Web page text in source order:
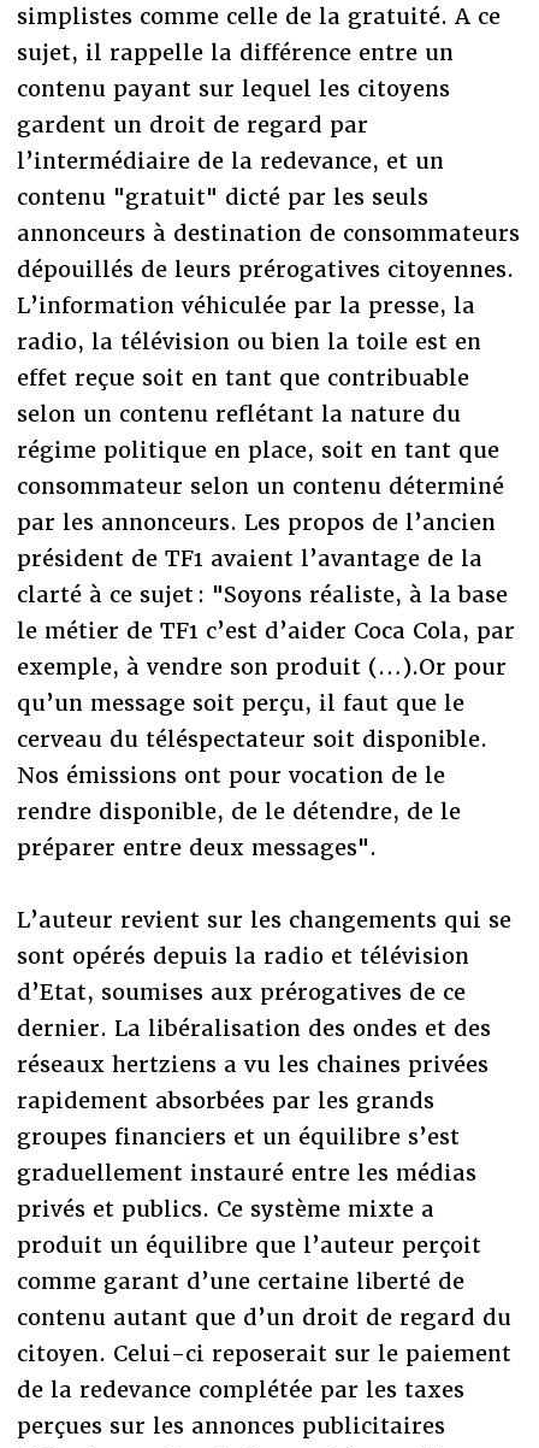
simplistes comme celle de la gratuité. A ce
sujet, il rappelle la différence entre un
contenu payant sur lequel les citoyens
gardent un droit de regard par
l’intermédiaire de la redevance, et un
contenu "gratuit" dicté par les seuls
annonceurs à destination de consommateurs
dépouillés de leurs prérogatives citoyennes.
L’information véhiculée par la presse, la
radio, la télévision ou bien la toile est en
effet reçue soit en tant que contribuable
selon un contenu reflétant la nature du
régime politique en place, soit en tant que
consommateur selon un contenu déterminé
par les annonceurs. Les propos de l’ancien
président de TF1 avaient l’avantage de la
clarté à ce sujet : "Soyons réaliste, à la base
le métier de TF1 c’est d’aider Coca Cola, par
exemple, à vendre son produit (…).Or pour
qu’un message soit perçu, il faut que le
cerveau du téléspectateur soit disponible.
Nos émissions ont pour vocation de le
rendre disponible, de le détendre, de le
préparer entre deux messages".
L’auteur revient sur les changements qui se
sont opérés depuis la radio et télévision
d’Etat, soumises aux prérogatives de ce
dernier. La libéralisation des ondes et des
réseaux hertziens a vu les chaines privées
rapidement absorbées par les grands
groupes financiers et un équilibre s’est
graduellement instauré entre les médias
privés et publics. Ce système mixte a
produit un équilibre que l’auteur perçoit
comme garant d’une certaine liberté de
contenu autant que d’un droit de regard du
citoyen. Celui-ci reposerait sur le paiement
de la redevance complétée par les taxes
perçues sur les annonces publicitaires